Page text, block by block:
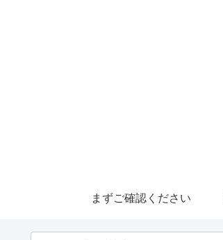
まずご確認ください